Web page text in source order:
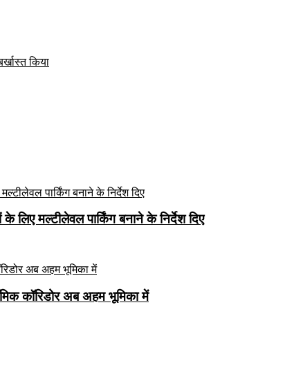
किया
लिए मल्टीलेवल पार्किंग बनाने के निर्देश दिए
कॉरिडोर अब अहम भूमिका में